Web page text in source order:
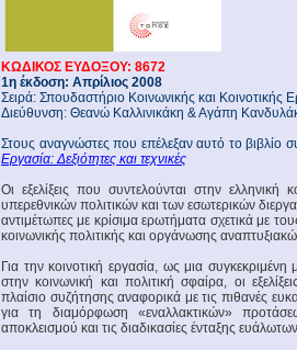
ΚΩΔΙΚΟΣ ΕΥΔΟΞΟΥ: 8672
1η έκδοση: Απρίλιος 2008
Σειρά: Σπουδαστήριο Κοινωνικής και Κοινοτικής
Διεύθυνση: Θεανώ Καλλινικάκη & Αγάπη
Στους αναγνώστες που επέλεξαν αυτό το βιβλίο
Εργασία: Δεξιότητες και τεχνικές
Οι εξελίξεις που συντελούνται στην
υπερεθνικών πολιτικών και των εσωτερικών
αντιμέτωπες με κρίσιμα ερωτήματα σχετικά με
κοινωνικής πολιτικής και οργάνωσης
Για την κοινοτική εργασία, ως μια
στην κοινωνική και πολιτική σφαίρα, οι
πλαίσιο συζήτησης αναφορικά με τις πιθανές
για τη διαμόρφωση «εναλλακτικών»
αποκλεισμού και τις διαδικασίες ένταξης